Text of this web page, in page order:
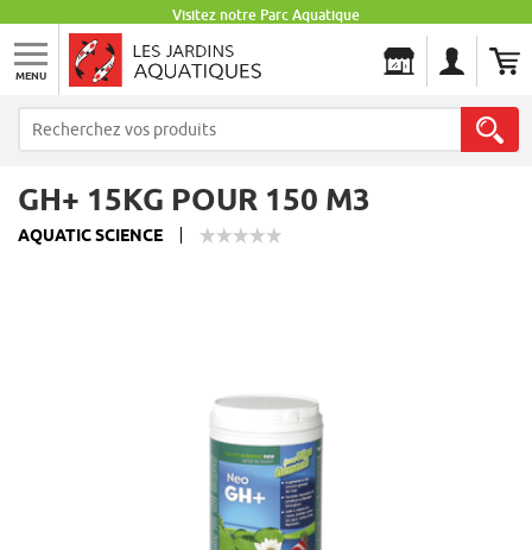
Visitez notre Parc Aquatique
MENU
GH+ 15KG POUR 150 M3
AQUATIC SCIENCE